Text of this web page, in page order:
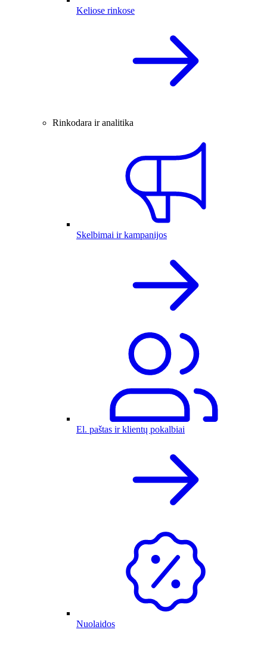
Keliose rinkose
Rinkodara ir analitika
Skelbimai ir kampanijos
El. paštas ir klientų pokalbiai
Nuolaidos